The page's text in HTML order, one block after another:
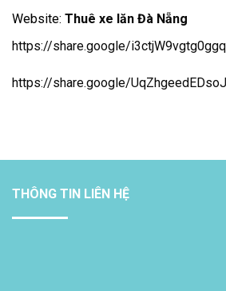
Website: Thuê xe lăn Đà Nẵng
https://share.google/
https://share.google/
THÔNG TIN LIÊN HỆ